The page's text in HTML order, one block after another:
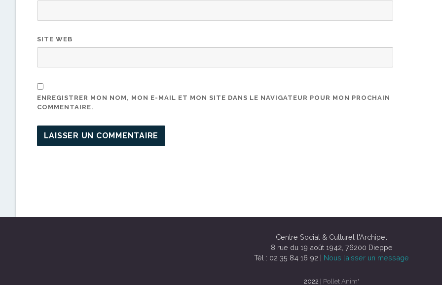
SITE WEB
ENREGISTRER MON NOM, MON E-MAIL ET MON SITE DANS LE NAVIGATEUR POUR MON PROCHAIN
COMMENTAIRE.
Centre Social & Culturel l'Archipel
8 rue du 19 août 1942, 76200 Dieppe
Tél : 02 35 84 16 92 | Nous laisser un message
2022 | Pollet Anim'